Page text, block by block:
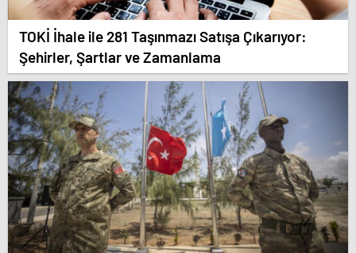
TOKİ İhale ile 281 Taşınmazı Satışa Çıkarıyor:
Şehirler, Şartlar ve Zamanlama